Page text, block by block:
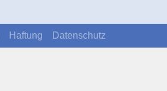
Haftung Datenschutz